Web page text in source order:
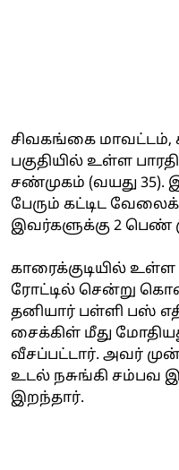
சிவகங்கை மாவட்டம்,
பகுதியில் உள்ள
சண்முகம் (வயது 35).
பேரும் கட்டிட
இவர்களுக்கு 2
காரைக்குடியில்
ரோட்டில் சென்று
தனியார் பள்ளி பஸ்
சைக்கிள் மீது
வீசப்பட்டார். அவர் முன்
உடல் நசுங்கி சம்பவ
இறந்தார்.